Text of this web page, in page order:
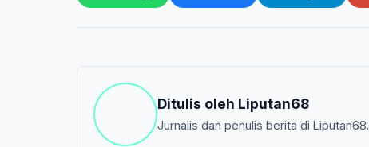
Ditulis oleh Liputan68
Jurnalis dan penulis berita di Liputan68.